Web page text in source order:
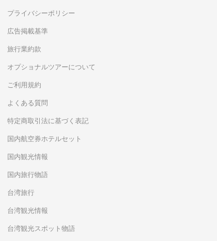
プライバシーポリシー
広告掲載基準
旅行業約款
オプショナルツアーについて
ご利用規約
よくある質問
特定商取引法に基づく表記
国内航空券ホテルセット
国内観光情報
国内旅行物語
台湾旅行
台湾観光情報
台湾観光スポット物語